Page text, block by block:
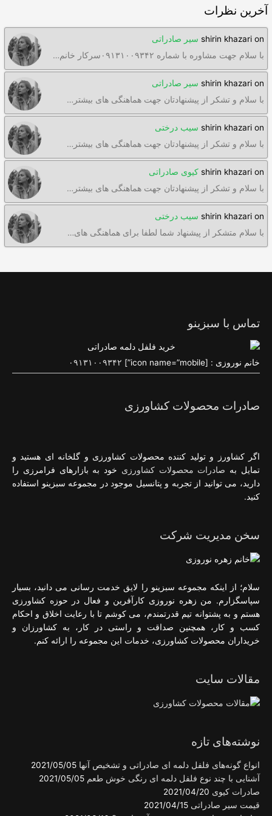
آخرین نظرات
shirin khazari on
سیر صادراتی
با سلام جهت مشاوره با شماره ۰۹۱۳۱۰۰۹۳۴۲سرکار خانم…
shirin khazari on
سیر صادراتی
با سلام و تشکر از پیشنهادتان جهت هماهنگی های بیشتر…
shirin khazari on
سیب درختی
با سلام و تشکر از پیشنهادتان جهت هماهنگی های بیشتر…
shirin khazari on
کیوی صادراتی
با سلام و تشکر از پیشنهادتان جهت هماهنگی های بیشتر…
shirin khazari on
سیب درختی
با سلام متشکر از پیشنهاد شما لطفا برای هماهنگی های…
تماس با سبزینو
خانم نوروزی : [icon name=”mobile”] ۰۹۱۳۱۰۰۹۳۴۲
صادرات محصولات کشاورزی
اگر کشاورز و تولید کننده محصولات کشاورزی و گلخانه ای هستید و
تمایل به صادرات محصولات کشاورزی خود به بازارهای فرامرزی را
دارید، می توانید از تجربه و پتانسیل موجود در مجموعه سبزینو استفاده
کنید.
سخن مدیریت شرکت
سلام؛ از اینکه مجموعه سبزینو را لایق خدمت رسانی می دانید، بسیار
سپاسگزارم. من زهره نوروزی کارآفرین و فعال در حوزه کشاورزی
هستم و به پشتوانه تیم قدرتمندم، می کوشم تا با رعایت اخلاق و احکام
کسب و کار، همچنین صداقت و راستی در کار، به کشاورزان و
خریداران محصولات کشاورزی، خدمات این مجموعه را ارائه کنم.
مقالات سایت
نوشته‌های تازه
انواع گونه‌های فلفل دلمه ای صادراتی و تشخیص آنها 2021/05/05
آشنایی با چند نوع فلفل دلمه ای رنگی خوش طعم 2021/05/05
صادرات کیوی 2021/04/20
قیمت سیر صادراتی 2021/04/15